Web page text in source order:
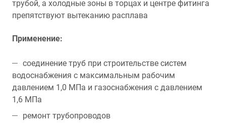
трубой, а холодные зоны в торцах и центре фитинга
препятствуют вытеканию расплава
Применение:
соединение труб при строительстве систем
водоснабжения с максимальным рабочим
давлением 1,0 МПа и газоснабжения с давлением
1,6 МПа
ремонт трубопроводов